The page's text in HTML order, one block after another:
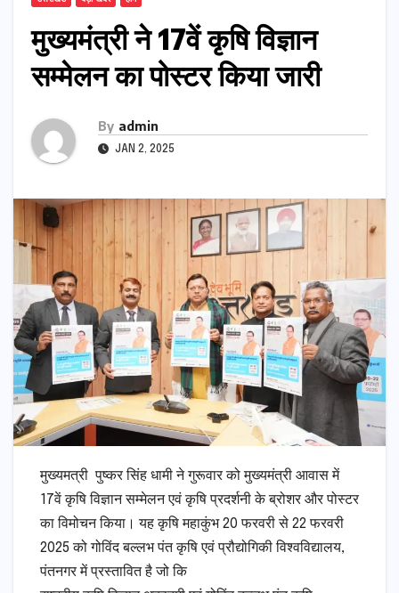
मुख्यमंत्री ने 17वें कृषि विज्ञान
सम्मेलन का पोस्टर किया जारी
By admin
JAN 2, 2025
मुख्यमत्री पुष्कर सिंह धामी ने गुरूवार को मुख्यमंत्री आवास में
17वें कृषि विज्ञान सम्मेलन एवं कृषि प्रदर्शनी के ब्रोशर और पोस्टर
का विमोचन किया। यह कृषि महाकुंभ 20 फरवरी से 22 फरवरी
2025 को गोविंद बल्लभ पंत कृषि एवं प्रौद्योगिकी विश्वविद्यालय,
पंतनगर में प्रस्तावित है जो कि